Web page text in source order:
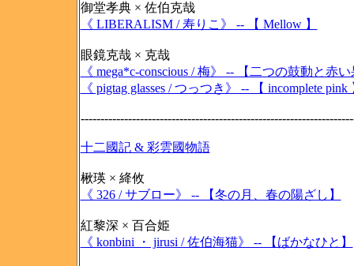
御堂孝典 × 佐伯克哉
《 LIBERALISM / 寿りこ》 -- 【 Mellow 】
眼鏡克哉 × 克哉
《 mega*c-conscious / 梅》 -- 【二つの鼓動と赤
《 pigtag glasses / つっつき》 -- 【 incomplete pink
十二國記 & 彩雲國物語
楸瑛 × 絳攸
《 326 / サブロー》 -- 【冬の月、春の陽ざし】
紅黎深 × 百合姫
《 konbini ・ jirusi / 佐伯海猫》 -- 【ばかなひと】